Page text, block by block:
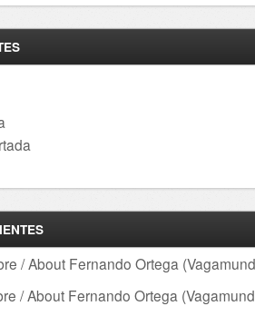
/ About Fernando Ortega
/ About Fernando Ortega